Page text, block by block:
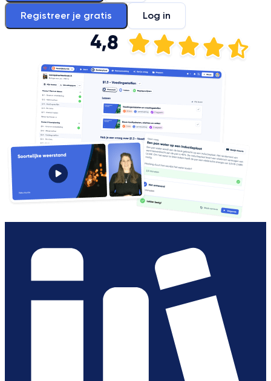
Registreer je gratis Log in